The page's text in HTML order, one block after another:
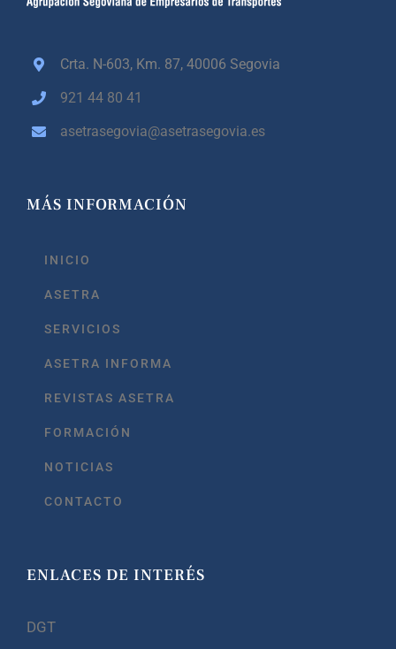
Crta. N-603, Km. 87,40006 Segovia
921 44 80 41
asetrasegovia@asetrasegovia.es
MÁS INFORMACIÓN
INICIO
ASETRA
SERVICIOS
ASETRA INFORMA
REVISTAS ASETRA
FORMACIÓN
NOTICIAS
CONTACTO
ENLACES DE INTERÉS
DGT